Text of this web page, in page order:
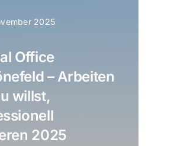
2025
Office
– Arbeiten
willst,
2025